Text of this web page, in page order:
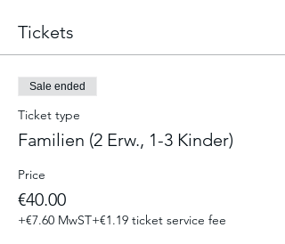
zusammen mit euch und euren Kindern
musikalisch untermalt.
Wir kümmern uns um Instrumente, Noten
für klangvolle Weihnachtslieder, tolle
Rezepte und Zutaten für leckeres
Weihnachtsgebäck!
Ihr bringt einfach gute Laune mit! Wir
freuen uns auf euch!
Weitere Termine:
03.12.2023
Tickets
Sale ended
Ticket type
Familien (2 Erw., 1-3 Kinder)
Price
€40.00
+€7.60 MwST+€1.19 ticket service fee